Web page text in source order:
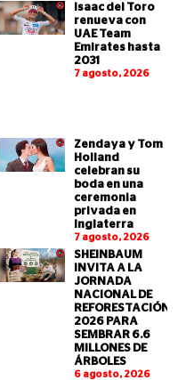
Isaac del Toro
renueva con
UAE Team
Emirates hasta
2031
7 agosto, 2026
Zendaya y Tom
Holland
celebran su
boda en una
ceremonia
privada en
Inglaterra
7 agosto, 2026
SHEINBAUM
INVITA A LA
JORNADA
NACIONAL DE
REFORESTACIÓN
2026 PARA
SEMBRAR 6.6
MILLONES DE
ÁRBOLES
6 agosto, 2026